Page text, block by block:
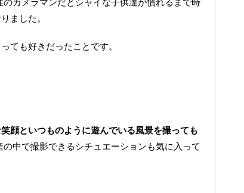
カメラマンだとシャイな子供達が慣れるまで時
ました。
ても好きだったことです。
顔といつものように遊んでいる風景を撮っても
中で撮影できるシチュエーションも気に入って